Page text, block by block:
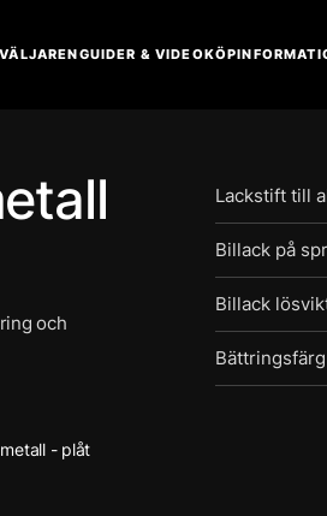
GUIDER & VIDEO
och
Lackstift till
Billack på
Billack
- plåt